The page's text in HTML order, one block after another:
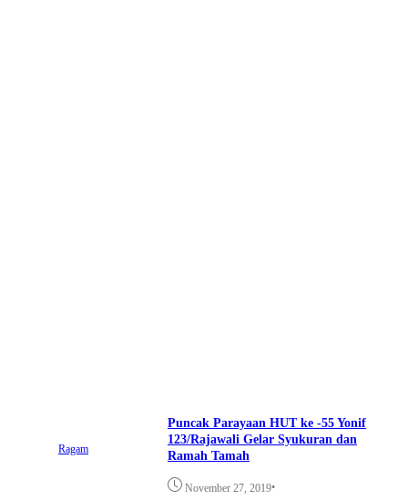
Ragam
Puncak Parayaan HUT ke -55 Yonif
123/Rajawali Gelar Syukuran dan
Ramah Tamah
November 27, 2019•